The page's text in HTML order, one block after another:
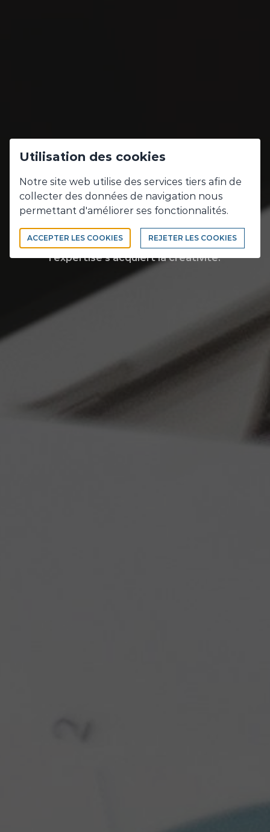
Découvrez nos
expertises
De l'expérience s'acquiert l'expertise... De
l'expertise s'acquiert la créativité.
Utilisation des cookies
Notre site web utilise des services tiers afin de
collecter des données de navigation nous
permettant d'améliorer ses fonctionnalités.
ACCEPTER LES COOKIES REJETER LES COOKIES